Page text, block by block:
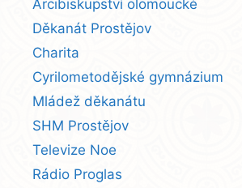
Arcibiskupství olomoucké
Děkanát Prostějov
Charita
Cyrilometodějské gymnázium
Mládež děkanátu
SHM Prostějov
Televize Noe
Rádio Proglas